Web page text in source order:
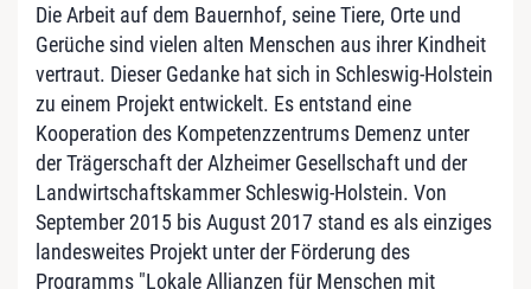
Die Arbeit auf dem Bauernhof, seine Tiere, Orte und
Gerüche sind vielen alten Menschen aus ihrer Kindheit
vertraut. Dieser Gedanke hat sich in Schleswig-Holstein
zu einem Projekt entwickelt. Es entstand eine
Kooperation des Kompetenzzentrums Demenz unter
der Trägerschaft der Alzheimer Gesellschaft und der
Landwirtschaftskammer Schleswig-Holstein. Von
September 2015 bis August 2017 stand es als einziges
landesweites Projekt unter der Förderung des
Programms "Lokale Allianzen für Menschen mit